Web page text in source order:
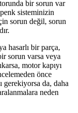
bir sorun var
sisteminizin
sorun değil, sorun
hasarlı bir parça,
sorun varsa veya
motor kapıyı
önce
gerekiyorsa da, daha
neden